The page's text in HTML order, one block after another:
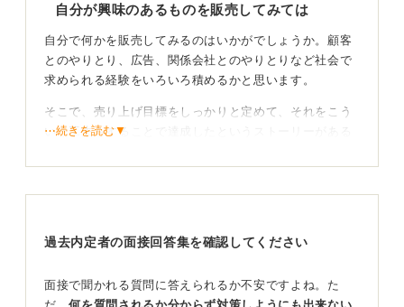
自分が興味のあるものを販売してみては
自分で何かを販売してみるのはいかがでしょうか。顧客
とのやりとり、広告、関係会社とのやりとりなど社会で
求められる経験をいろいろ積めるかと思います。
そこで、売り上げ目標をしっかりと定めて、それをこう
いう工夫をすることで達成したというストーリーがある
⋯続きを読む▼
過去内定者の面接回答集を確認してください
面接で聞かれる質問に答えられるか不安ですよね。た